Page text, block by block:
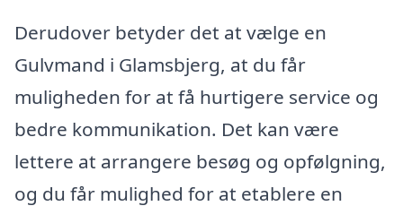
Derudover betyder det at vælge en
Gulvmand i Glamsbjerg, at du får
muligheden for at få hurtigere service og
bedre kommunikation. Det kan være
lettere at arrangere besøg og opfølgning,
og du får mulighed for at etablere en